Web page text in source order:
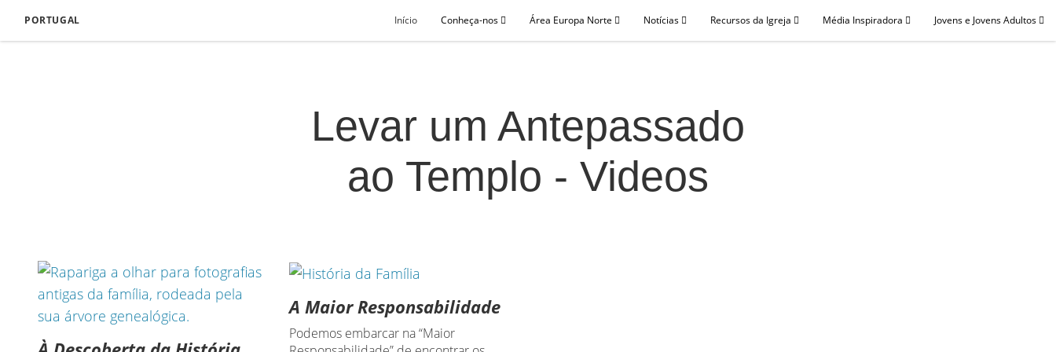
PORTUGAL Início Conheça-nos Área Europa Norte Notícias Recursos da Igreja Média Inspiradora Jovens e Jovens Adultos
Levar um Antepassado
ao Templo - Videos
A Maior Responsabilidade
Podemos embarcar na “Maior